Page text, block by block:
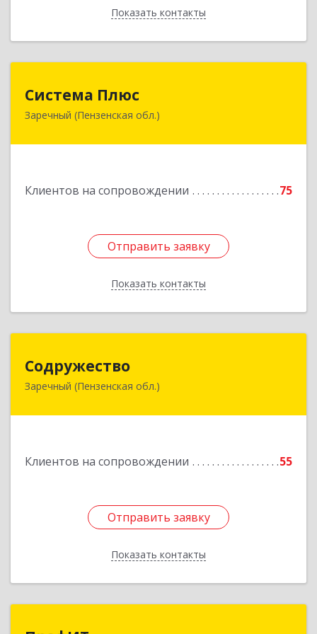
Показать контакты
Назад
Система Плюс
Заречный (Пензенская обл.)
Клиентов на сопровождении 75
Отправить заявку
Показать контакты
442960, Пензенская обл, Заречный г,
Отправить заявку
Назад
Содружество
Заречный (Пензенская обл.)
Клиентов на сопровождении 55
Отправить заявку
Показать контакты
442962, Пензенская обл, Заречный г,
Отправить заявку
Назад